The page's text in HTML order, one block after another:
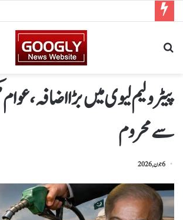
پیٹرولیم لیوی میں بڑا اضافہ،
سے محروم
6 جون, 2026